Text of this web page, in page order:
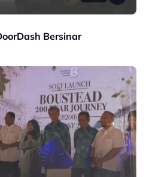
Bersinar